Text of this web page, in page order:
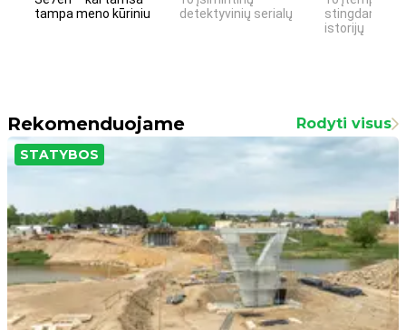
tampa meno kūriniu
detektyvinių serialų
stingdančių
istorijų
Rekomenduojame Rodyti visus
STATYBOS